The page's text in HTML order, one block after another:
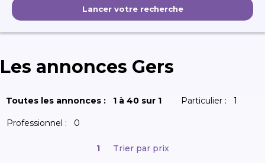
Les annonces Gers
Toutes les annonces : 1 à 40 sur 1 Particulier : 1
Professionnel : 0
1 Trier par prix